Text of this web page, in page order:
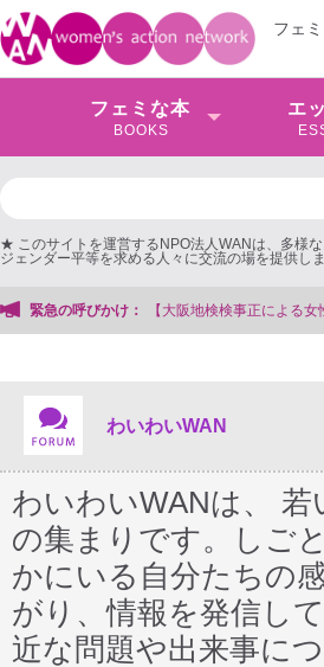
フェ
フェミな本
BOOKS
エ
★ このサイトを運営するNPO法人WANは、多様
ジェンダー平等を求める人々に交流の場を提供しま
緊急の呼びかけ：
◆女性検事を支援する会事務局
わいわいWAN
わいわいWANは、
の集まりです。しご
かにいる自分たちの
がり、情報を発信し
近な問題や出来事に